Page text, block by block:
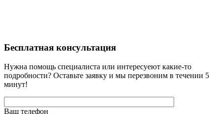
Бесплатная консультация
Нужна помощь специалиста или интересуеют какие-то
подробности? Оставьте заявку и мы перезвоним в течении 5
минут!
Ваш телефон